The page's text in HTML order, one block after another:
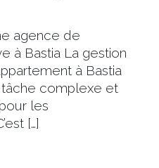
agence de
à Bastia La gestion
à Bastia
complexe et
les
[…]